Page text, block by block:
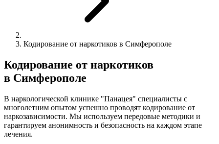
Кодирование от наркотиков в Симферополе
Кодирование от наркотиков
в Симферополе
В наркологической клинике "Панацея" специалисты с
многолетним опытом успешно проводят кодирование от
наркозависимости. Мы используем передовые методики и
гарантируем анонимность и безопасность на каждом этапе
лечения.